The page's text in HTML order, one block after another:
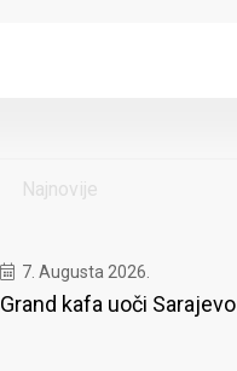
Najnovije
7. Augusta 2026.
Grand kafa uoči Sarajevo